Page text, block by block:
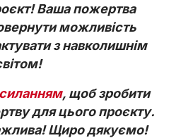
Ваша пожертва
можливість
з навколишнім
, щоб зробити
для цього проєкту.
Щиро дякуємо!